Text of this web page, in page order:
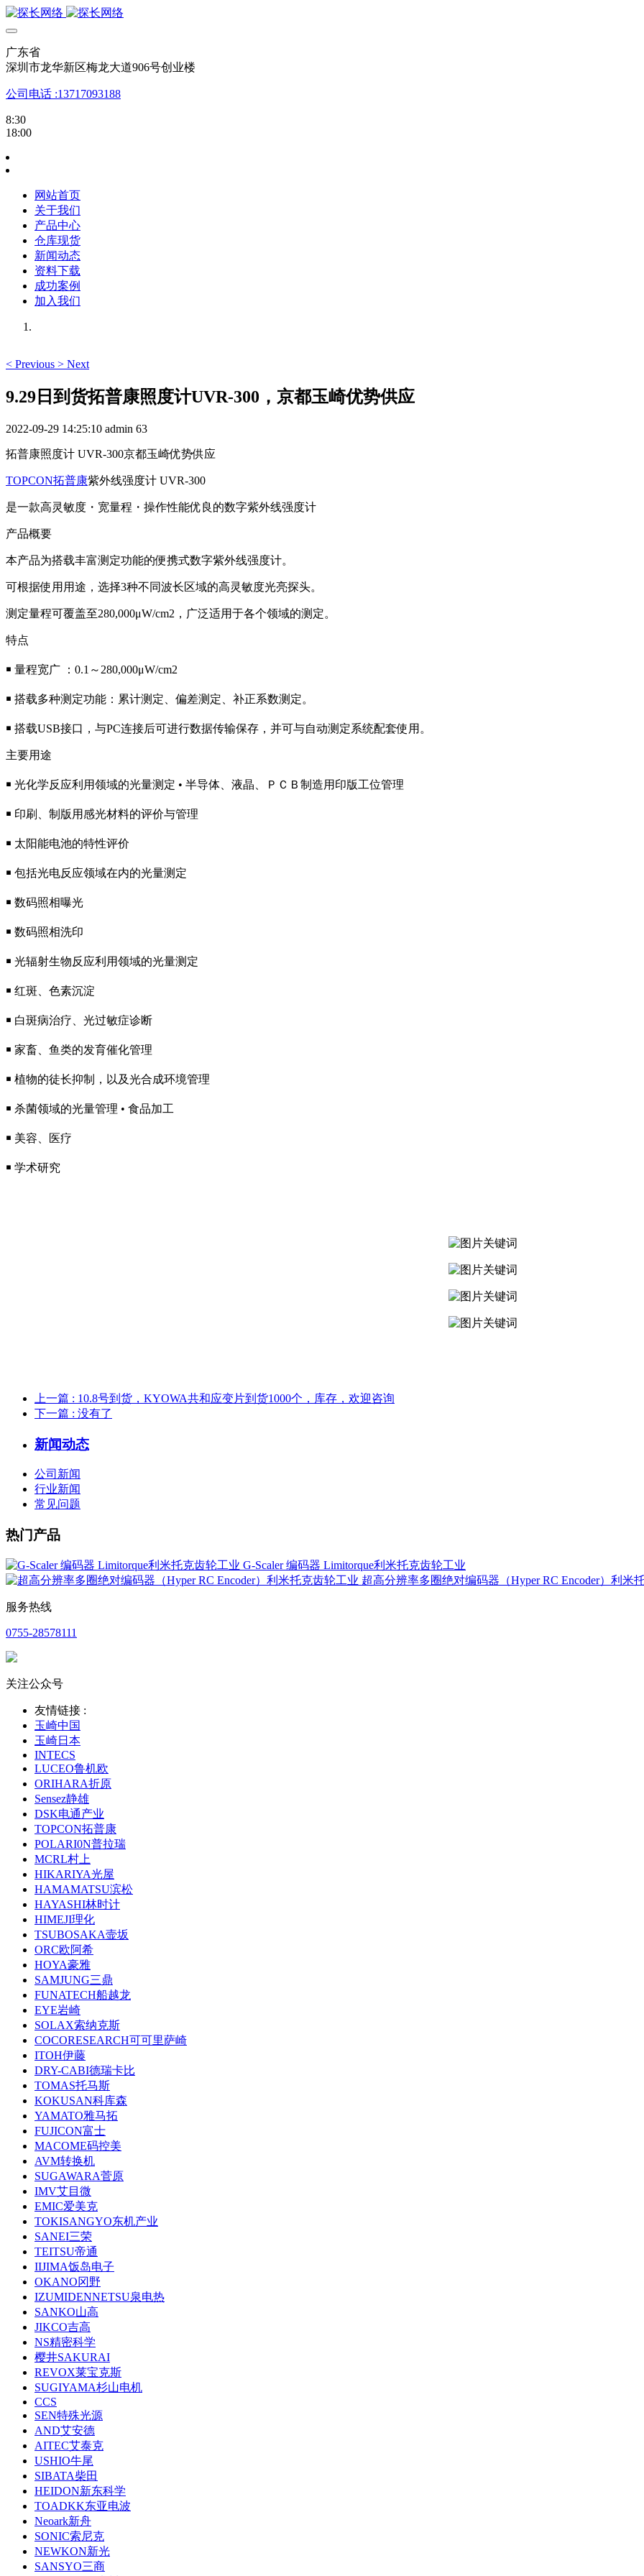
广东省
深圳市龙华新区梅龙大道906号创业楼
公司电话 :13717093188
8:30
18:00
网站首页
关于我们
产品中心
仓库现货
新闻动态
资料下载
成功案例
加入我们
< Previous > Next
9.29日到货拓普康照度计UVR-300，京都玉崎优势供应
2022-09-29 14:25:10 admin 63
拓普康照度计 UVR-300京都玉崎优势供应
TOPCON拓普康紫外线强度计 UVR-300
是一款高灵敏度・宽量程・操作性能优良的数字紫外线强度计
产品概要
本产品为搭载丰富测定功能的便携式数字紫外线强度计。
可根据使用用途，选择3种不同波长区域的高灵敏度光亮探头。
测定量程可覆盖至280,000μW/cm2，广泛适用于各个领域的测定。
特点
￭ 量程宽广 ：0.1～280,000μW/cm2
￭ 搭载多种测定功能：累计测定、偏差测定、补正系数测定。
￭ 搭载USB接口，与PC连接后可进行数据传输保存，并可与自动测定系统配套使用。
主要用途
￭ 光化学反应利用领域的光量测定 • 半导体、液晶、ＰＣＢ制造用印版工位管理
￭ 印刷、制版用感光材料的评价与管理
￭ 太阳能电池的特性评价
￭ 包括光电反应领域在内的光量测定
￭ 数码照相曝光
￭ 数码照相洗印
￭ 光辐射生物反应利用领域的光量测定
￭ 红斑、色素沉淀
￭ 白斑病治疗、光过敏症诊断
￭ 家畜、鱼类的发育催化管理
￭ 植物的徒长抑制，以及光合成环境管理
￭ 杀菌领域的光量管理 • 食品加工
￭ 美容、医疗
￭ 学术研究
上一篇 : 10.8号到货，KYOWA共和应变片到货1000个，库存，欢迎咨询
下一篇 : 没有了
新闻动态
公司新闻
行业新闻
常见问题
热门产品
G-Scaler 编码器 Limitorque利米托克齿轮工业
超高分辨率多圈绝对编码器（Hyper RC Encoder）利米
服务热线
0755-28578111
关注公众号
友情链接 :
玉崎中国
玉崎日本
INTECS
LUCEO鲁机欧
ORIHARA折原
Sensez静雄
DSK电通产业
TOPCON拓普康
POLARI0N普拉瑞
MCRL村上
HIKARIYA光屋
HAMAMATSU滨松
HAYASHI林时计
HIMEJI理化
TSUBOSAKA壸坂
ORC欧阿希
HOYA豪雅
SAMJUNG三鼎
FUNATECH船越龙
EYE岩崎
SOLAX索纳克斯
COCORESEARCH可可里萨崎
ITOH伊藤
DRY-CABI德瑞卡比
TOMAS托马斯
KOKUSAN科库森
YAMATO雅马拓
FUJICON富士
MACOME码控美
AVM转换机
SUGAWARA菅原
IMV艾目微
EMIC爱美克
TOKISANGYO东机产业
SANEI三荣
TEITSU帝通
IIJIMA饭岛电子
OKANO冈野
IZUMIDENNETSU泉电热
SANKO山高
JIKCO吉高
NS精密科学
樱井SAKURAI
REVOX莱宝克斯
SUGIYAMA杉山电机
CCS
SEN特殊光源
AND艾安德
AITEC艾泰克
USHIO牛尾
SIBATA柴田
HEIDON新东科学
TOADKK东亚电波
Neoark新舟
SONIC索尼克
NEWKON新光
SANSYO三商